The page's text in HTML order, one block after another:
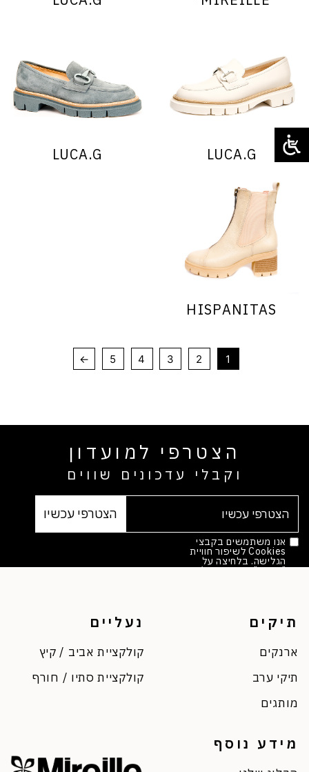
LUCA.G
LUCA.G
HISPANITAS
1
2
3
4
5
←
הצטרפי למועדון
וקבלי עדכונים שווים
אנו משתמשים בקבצי
Cookies לשיפור חוויית
הגלישה. בלחיצה על
"אישור" הינך מסכים/ה.
תיקים
ארנקים
תיקי ערב
מותגים
נעליים
קולקציית אביב / קיץ
קולקציית סתיו / חורף
מידע נוסף